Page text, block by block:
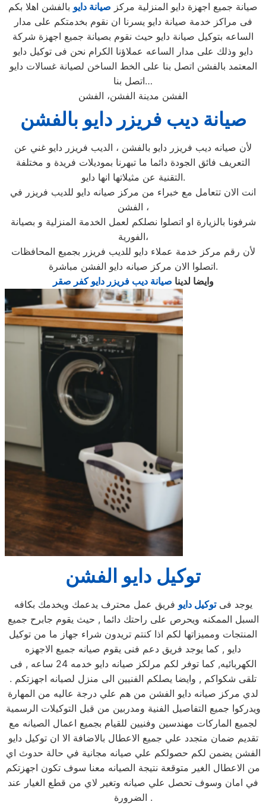
صيانة جميع اجهزة دايو المنزلية مركز صيانة دايو بالفشن اهلا بكم
فى مراكز خدمة صيانة دايو يسرنا ان نقوم بخدمتكم على مدار
الساعه بتوكيل صيانة دايو حيث نقوم بصيانة جميع اجهزة شركة
دايو وذلك على مدار الساعه عملاؤنا الكرام نحن فى توكيل دايو
المعتمد بالفشن اتصل بنا على الخط الساخن لصيانة غسالات دايو
اتصل بنا…
الفشن مدينة الفشن، الفشن
صيانة ديب فريزر دايو بالفشن
لأن صيانه ديب فريزر دايو بالفشن ، الديب فريزر دايو غني عن
التعريف فائق الجودة دائما ما تبهرنا بموديلات فريدة و مختلفة
التقنية عن مثيلاتها انها دايو.
انت الان تتعامل مع خبراء من مركز صيانه دايو للديب فريزر في
الفشن ،
شرفونا بالزيارة او اتصلوا نصلكم لعمل الخدمة المنزلية و بصيانة
الفورية،
لأن رقم مركز خدمة عملاء دايو للديب فريزر بجميع المحافظات
اتصلوا الان مركز صيانه دايو الفشن مباشرة.
وايضا لدينا صيانة ديب فريزر دايو كفر صقر
توكيل دايو الفشن
يوجد فىتوكيل دايو فريق عمل محترف يدعمك ويخدمك بكافه
السبل الممكنه ويحرص على راحتك دائما , حيث يقوم جابرح جميع
المنتجات ومميزاتها لكم اذا كنتم تريدون شراء جهاز ما من توكيل
دايو , كما يوجد فريق دعم فنى يقوم صيانه جميع الاجهزه
الكهربائيه, كما توفر لكم مرلكز صيانه دايو خدمه 24 ساعه , فى
تلقى شكواكم , وايضا يصلكم الفنيين الى منزل لصيانه اجهزتكم .
لدي مركز صيانه دايو الفشن من هم علي درجة عاليه من المهارة
ويدركوا جميع التفاصيل الفنية ومدربين من قبل التوكيلات الرسمية
لجميع الماركات مهندسين وفنيين للقيام بجميع اعمال الصيانه مع
تقديم ضمان متجدد علي جميع الاعطال بالاضافة الا ان توكيل دايو
الفشن يضمن لكم حصولكم علي صيانه مجانية في حالة حدوث اي
من الاعطال الغير متوقعة نتيجة الصيانه معنا سوف تكون اجهزتكم
في امان وسوف تحصل علي صيانه وتغير لاي من قطع الغيار عند
الضرورة .